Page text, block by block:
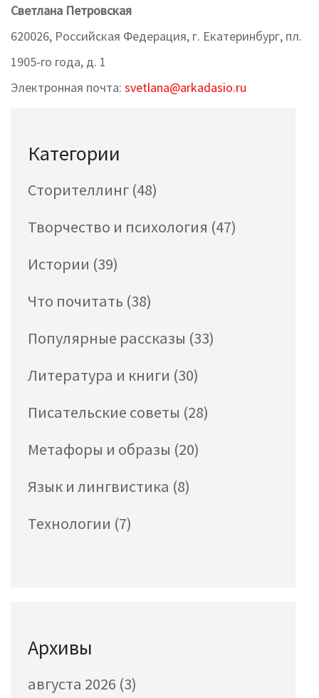
Светлана Петровская
620026, Российская Федерация, г. Екатеринбург, пл.
1905-го года, д. 1
Электронная почта: svetlana@arkadasio.ru
Категории
Сторителлинг (48)
Творчество и психология (47)
Истории (39)
Что почитать (38)
Популярные рассказы (33)
Литература и книги (30)
Писательские советы (28)
Метафоры и образы (20)
Язык и лингвистика (8)
Технологии (7)
Архивы
августа 2026 (3)